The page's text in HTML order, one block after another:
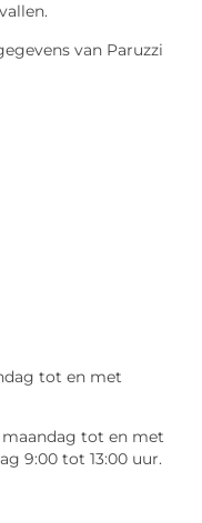
van Paruzzi
tot en met
tot en met
9:00 tot 13:00 uur.